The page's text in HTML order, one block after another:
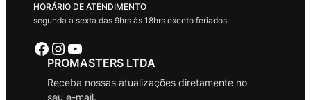
HORÁRIO DE ATENDIMENTO
segunda a sexta das 9hrs às 18hrs exceto feriados.
Facebook Instagram Youtube
PROMASTERS LTDA
Receba nossas atualizações diretamente no
seu e-mail.